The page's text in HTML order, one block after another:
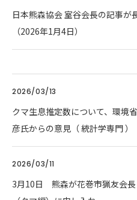
日本熊森協会 室谷会長の記事が
（2026年1月4日）
2026/03/13
クマ生息推定数について、環
彦氏からの意見（ 統計学専門 ）
2026/03/11
3月10日 熊森が花巻市猟友会